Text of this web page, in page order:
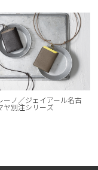
ーノ／ジェイアール名古
ヤ別注シリーズ